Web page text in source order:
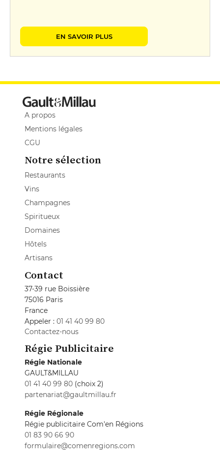
EN SAVOIR PLUS
A propos
Mentions légales
CGU
Notre sélection
Restaurants
Vins
Champagnes
Spiritueux
Domaines
Hôtels
Artisans
Contact
37-39 rue Boissière
75016 Paris
France
Appeler : 01 41 40 99 80
Contactez-nous
Régie Publicitaire
Régie Nationale
GAULT&MILLAU
01 41 40 99 80 (choix 2)
partenariat@gaultmillau.fr
Régie Régionale
Régie publicitaire Com'en Régions
01 83 90 66 90
formulaire@comenregions.com